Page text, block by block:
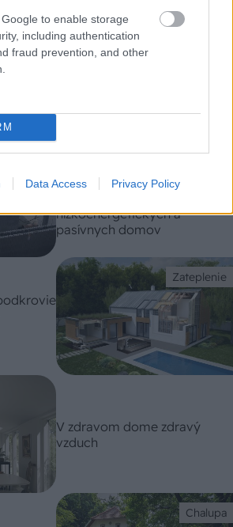
to enable storage
including authentication
fraud prevention, and other
Data Access Privacy Policy
alebo meniť kotol?
dotačných výzvach
stavebný systém na
nízkoenergetických a
pasívnych domov
Zateplenie
V zdravom dome zdravý
vzduch
Chalupa